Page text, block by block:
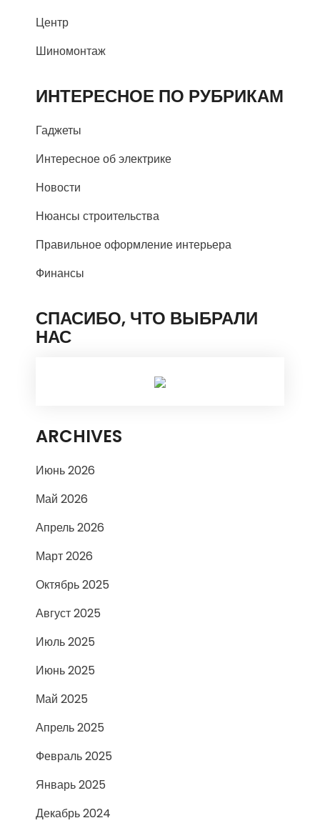
Центр
Шиномонтаж
ИНТЕРЕСНОЕ ПО РУБРИКАМ
Гаджеты
Интересное об электрике
Новости
Нюансы строительства
Правильное оформление интерьера
Финансы
СПАСИБО, ЧТО ВЫБРАЛИ
НАС
ARCHIVES
Июнь 2026
Май 2026
Апрель 2026
Март 2026
Октябрь 2025
Август 2025
Июль 2025
Июнь 2025
Май 2025
Апрель 2025
Февраль 2025
Январь 2025
Декабрь 2024